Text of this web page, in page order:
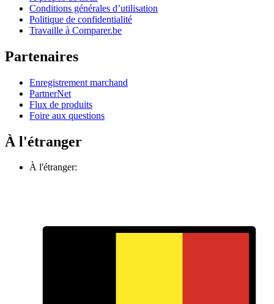
Conditions générales d’utilisation
Politique de confidentialité
Travaille à Comparer.be
Partenaires
Enregistrement marchand
PartnerNet
Flux de produits
Foire aux questions
À l'étranger
À l'étranger: